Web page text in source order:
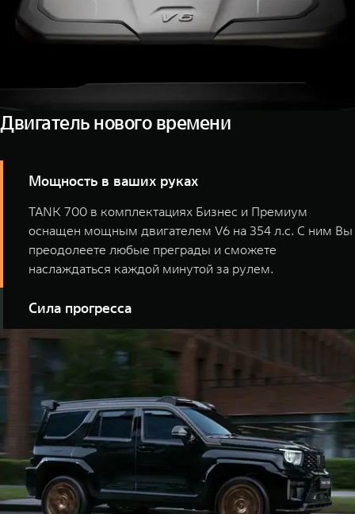
Двигатель нового времени
Мощность в ваших руках
TANK 700 в комплектациях Бизнес и Премиум
оснащен мощным двигателем V6 на 354 л.с. С ним Вы
преодолеете любые преграды и сможете
наслаждаться каждой минутой за рулем.
Сила прогресса
TANK 700 сочетает в себе лучшее от двух миров -
надежность бензиновго V6 и эффективность
гибридной силовой установки. Их совместная работа
позволяет достигать внушительных 517 л.с. и
ошеломляющих 800 Hм, а также обеспечивать разгон
от 0 до 100 км.ч всего за 5,9 секунд.